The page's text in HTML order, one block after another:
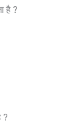
है ?
?